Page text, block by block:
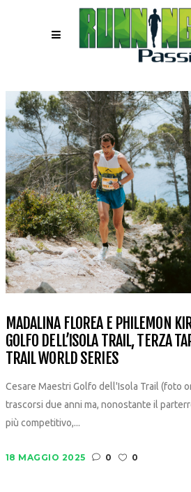
MADALINA FLOREA E PHILEMON
GOLFO DELL’ISOLA TRAIL, TERZA
TRAIL WORLD SERIES
Cesare Maestri Golfo dell'Isola Trail (foto
trascorsi due anni ma, nonostante il
più competitivo,...
18 MAGGIO 2025 0 0